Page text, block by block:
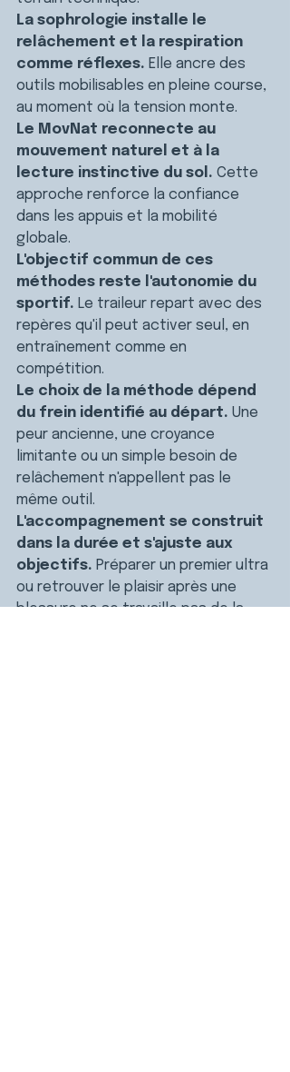
La sophrologie installe le
relâchement et la respiration
comme réflexes. Elle ancre des
outils mobilisables en pleine course,
au moment où la tension monte.
Le MovNat reconnecte au
mouvement naturel et à la
lecture instinctive du sol. Cette
approche renforce la confiance
dans les appuis et la mobilité
globale.
L'objectif commun de ces
méthodes reste l'autonomie du
sportif. Le traileur repart avec des
repères qu'il peut activer seul, en
entraînement comme en
compétition.
Le choix de la méthode dépend
du frein identifié au départ. Une
peur ancienne, une croyance
limitante ou un simple besoin de
relâchement n'appellent pas le
même outil.
L'accompagnement se construit
dans la durée et s'ajuste aux
objectifs. Préparer un premier ultra
ou retrouver le plaisir après une
blessure ne se travaille pas de la